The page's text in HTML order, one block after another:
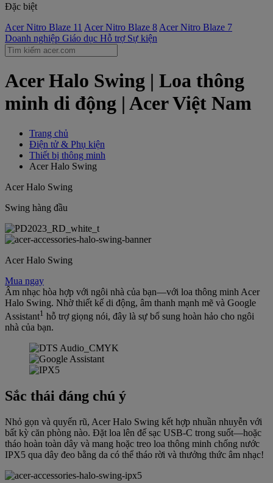
Đặc biệt
Acer Nitro Blaze 11 Acer Nitro Blaze 8 Acer Nitro Blaze 7
Doanh nghiệp Giáo dục Hỗ trợ Sự kiện
Acer Halo Swing | Loa thông
minh di động | Acer Việt Nam
Trang chủ
Điện tử & Phụ kiện
Thiết bị thông minh
Acer Halo Swing
Acer Halo Swing
Swing hàng đầu
Acer Halo Swing
Mua ngay
Âm nhạc hòa hợp với ngôi nhà của bạn—với loa thông minh Acer
Halo Swing. Nhờ thiết kế di động, âm thanh mạnh mẽ và Google
Assistant1 hỗ trợ giọng nói, đây là sự bổ sung hoàn hảo cho ngôi
nhà của bạn.
Sắc thái đáng chú ý
Nhỏ gọn và quyến rũ, Acer Halo Swing kết hợp nhuần nhuyễn với
bất kỳ căn phòng nào. Đặt loa lên đế sạc USB-C trong suốt—hoặc
tháo hoàn toàn dây và mang hoặc treo loa thông minh chống nước
IPX5 qua dây đeo bằng da có thể tháo rời và thưởng thức âm nhạc!